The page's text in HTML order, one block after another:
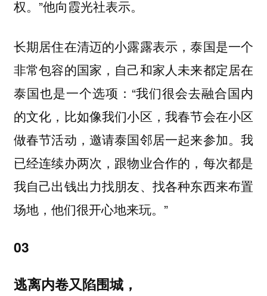
权。”他向霞光社表示。
长期居住在清迈的小露露表示，泰国是一个
非常包容的国家，自己和家人未来都定居在
泰国也是一个选项：“我们很会去融合国内
的文化，比如像我们小区，我春节会在小区
做春节活动，邀请泰国邻居一起来参加。我
已经连续办两次，跟物业合作的，每次都是
我自己出钱出力找朋友、找各种东西来布置
场地，他们很开心地来玩。”
03
逃离内卷又陷围城，